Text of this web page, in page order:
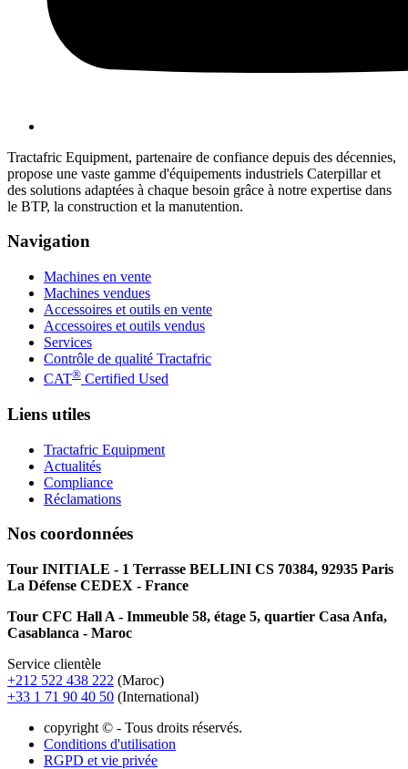
Tractafric Equipment, partenaire de confiance depuis des décennies,
propose une vaste gamme d'équipements industriels Caterpillar et
des solutions adaptées à chaque besoin grâce à notre expertise dans
le BTP, la construction et la manutention.
Navigation
Machines en vente
Machines vendues
Accessoires et outils en vente
Accessoires et outils vendus
Services
Contrôle de qualité Tractafric
CAT® Certified Used
Liens utiles
Tractafric Equipment
Actualités
Compliance
Réclamations
Nos coordonnées
Tour INITIALE - 1 Terrasse BELLINI CS 70384, 92935 Paris
La Défense CEDEX - France
Tour CFC Hall A - Immeuble 58, étage 5, quartier Casa Anfa,
Casablanca - Maroc
Service clientèle
+212 522 438 222 (Maroc)
+33 1 71 90 40 50 (International)
copyright © - Tous droits réservés.
Conditions d'utilisation
RGPD et vie privée